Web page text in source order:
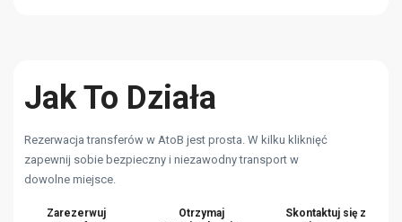
Jak To Działa
Rezerwacja transferów w AtoB jest prosta. W kilku kliknięć
zapewnij sobie bezpieczny i niezawodny transport w
dowolne miejsce.
Zarezerwuj
Otrzymaj
Skontaktuj się z